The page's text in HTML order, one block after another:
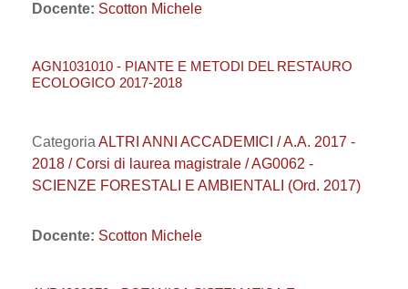
Docente: Scotton Michele
AGN1031010 - PIANTE E METODI DEL RESTAURO
ECOLOGICO 2017-2018
Categoria ALTRI ANNI ACCADEMICI / A.A. 2017 -
2018 / Corsi di laurea magistrale / AG0062 -
SCIENZE FORESTALI E AMBIENTALI (Ord. 2017)
Docente: Scotton Michele